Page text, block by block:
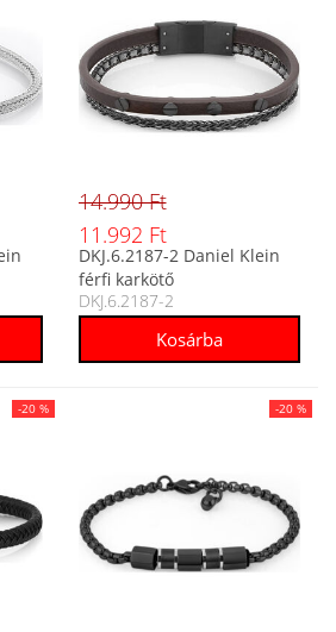
14.990 Ft
11.992 Ft
DKJ.6.2187-2 Daniel Klein
férfi karkötő
DKJ.6.2187-2
-20 % -20 %